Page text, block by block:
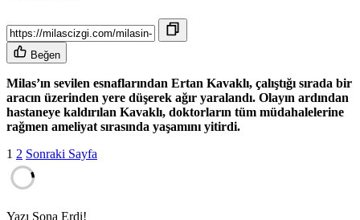
Beğen
Milas’ın sevilen esnaflarından Ertan Kavaklı, çalıştığı sırada bir
aracın üzerinden yere düşerek ağır yaralandı. Olayın ardından
hastaneye kaldırılan Kavaklı, doktorların tüm müdahalelerine
rağmen ameliyat sırasında yaşamını yitirdi.
1 2 Sonraki Sayfa
Yazı Sona Erdi!